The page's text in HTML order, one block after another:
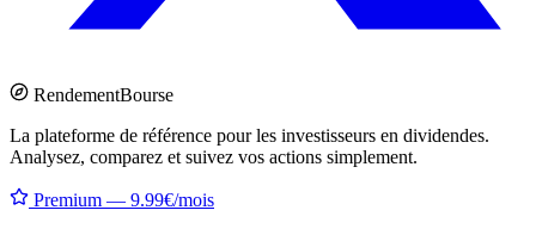
RendementBourse
La plateforme de référence pour les investisseurs en dividendes.
Analysez, comparez et suivez vos actions simplement.
Premium — 9.99€/mois